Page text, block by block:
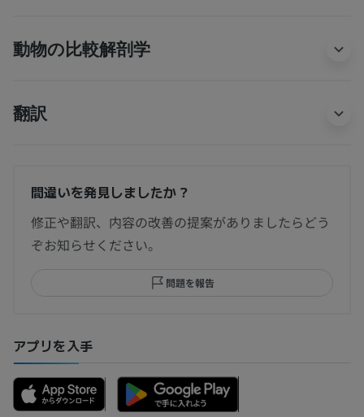
動物の比較解剖学
翻訳
間違いを発見しましたか？
修正や翻訳、内容の改善の提案がありましたらどう
ぞお知らせください。
問題を報告
アプリを入手